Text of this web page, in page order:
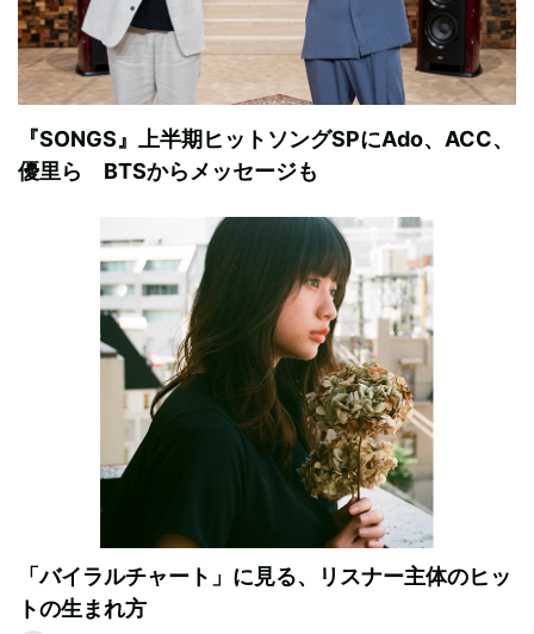
『SONGS』上半期ヒットソングSPにAdo、ACC、
優里ら BTSからメッセージも
「バイラルチャート」に見る、リスナー主体のヒッ
トの生まれ方